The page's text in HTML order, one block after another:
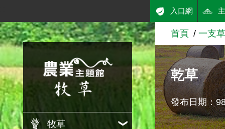
跳到主要內容
農業知識入口網
牧草
入口網
首頁 一支
乾草
發布日期：